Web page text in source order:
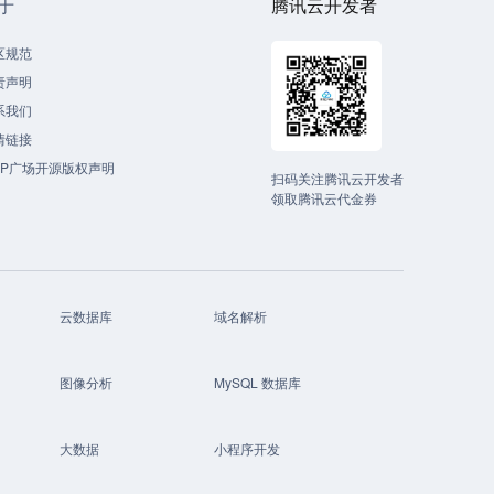
规范
声明
我们
链接
广场开源版权声明
扫码关注腾讯云开发者
领取腾讯云代金券
云数据库 域名解析
图像分析 MySQL 数据库
大数据 小程序开发